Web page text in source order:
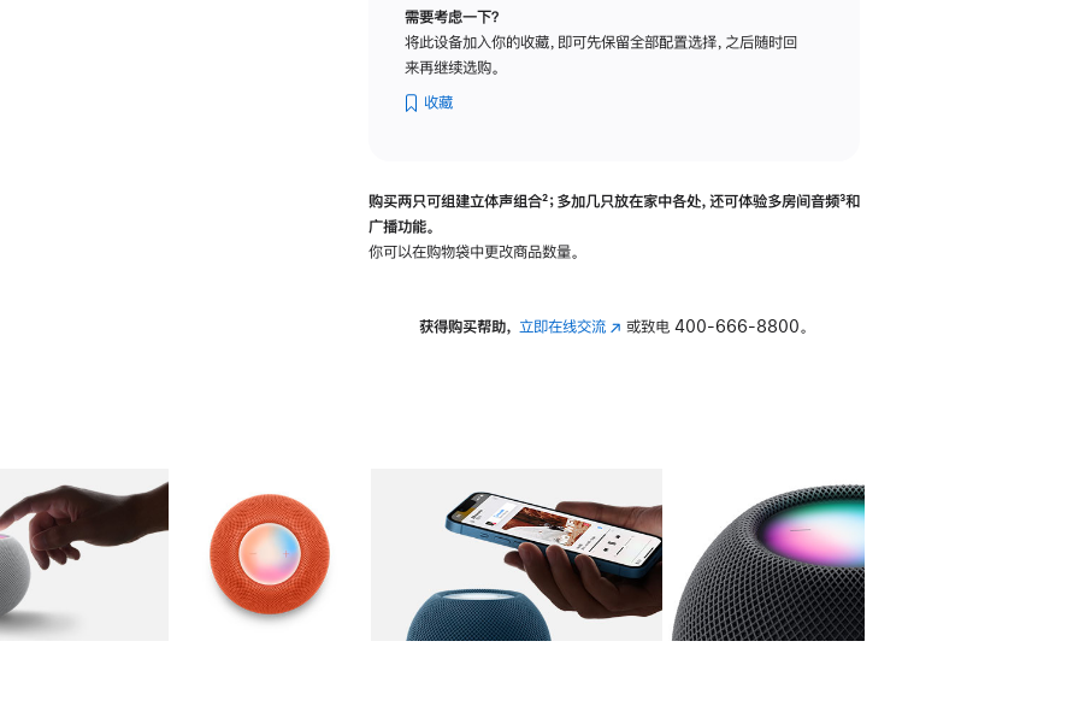
需要考虑一下？
将此设备加入你的收藏，即可先保留全部配置选择，之后随时回
来再继续选购。
收藏
购买两只可组建立体声组合脚
²；多加几只放在家中各处，还可体验多‍房‍间音频脚
³和
广播功能。
你可以在购物袋中更改商品数量。
获得购买帮助， 立即在线交流(在 或致电 400-666-8800。
图库 图像 图库 图像 图库 图像 4 图库 图像 5